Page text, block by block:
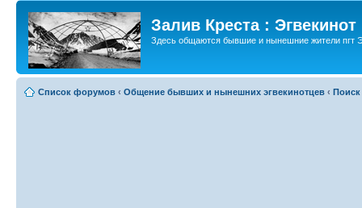
Залив Креста : Эгвекинот
Здесь общаются бывшие и нынешние жители пгт
Список форумов ‹ Общение бывших и нынешних эгвекинотцев ‹ Поиск